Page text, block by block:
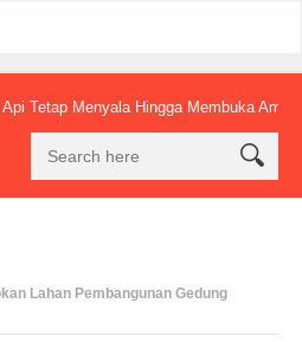
Api Tetap Menyala Hingga Membuka
Lahan Pembangunan Gedung